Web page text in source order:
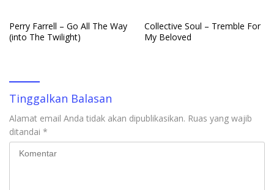
Perry Farrell – Go All The Way
(into The Twilight)
Collective Soul – Tremble For
My Beloved
Tinggalkan Balasan
Alamat email Anda tidak akan dipublikasikan. Ruas yang wajib
ditandai *